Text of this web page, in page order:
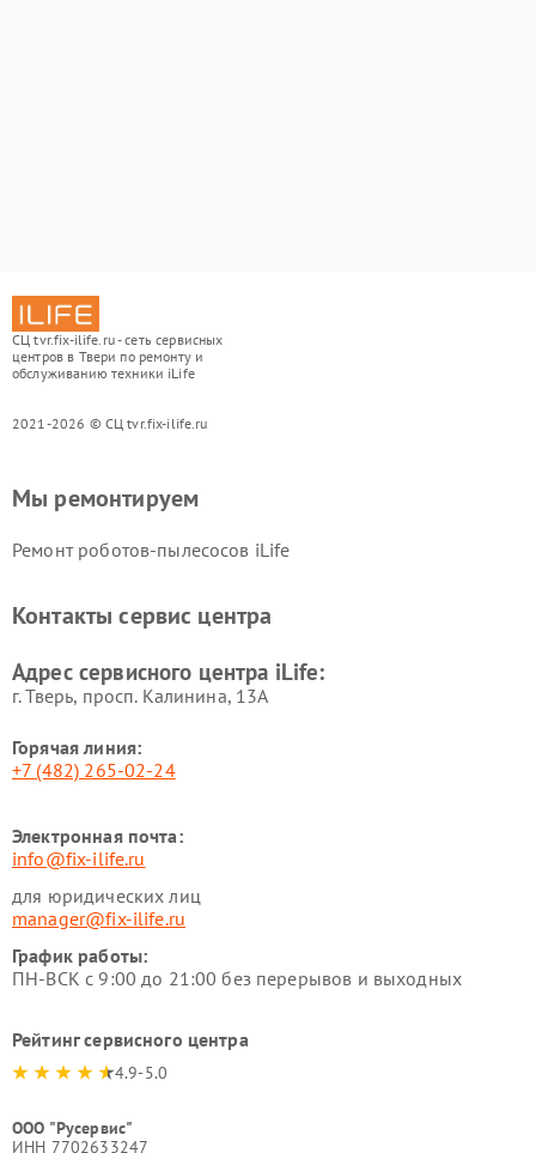
СЦ tvr.fix-ilife.ru - сеть сервисных
центров в Твери по ремонту и
обслуживанию техники iLife
2021-2026 © СЦ tvr.fix-ilife.ru
Мы ремонтируем
Ремонт роботов-пылесосов iLife
Контакты сервис центра
Адрес сервисного центра iLife:
г. Тверь, просп. Калинина, 13А
Горячая линия:
+7 (482) 265-02-24
Электронная почта:
info@fix-ilife.ru
для юридических лиц
manager@fix-ilife.ru
График работы:
ПН-ВСК с 9:00 до 21:00 без перерывов и выходных
Рейтинг сервисного центра
4.9-5.0
ООО "Русервис"
ИНН 7702633247